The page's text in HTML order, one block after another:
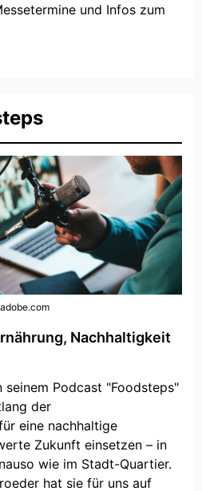
und Infos zum
Nachhaltigkeit
Podcast "Foodsteps"
der
eine nachhaltige
Zukunft einsetzen – in
wie im Stadt-Quartier.
hat sie für uns auf